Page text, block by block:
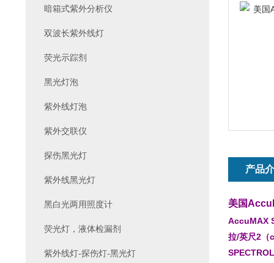
产品
美国
AccuMAX
拉/英尺2（
暗箱式紫外分析仪
双波长紫外线灯
荧光示踪剂
黑光灯泡
紫外线灯泡
紫外交联仪
探伤黑光灯
紫外线黑光灯
黑白光两用照度计
荧光灯，液体检漏剂
紫外线灯-探伤灯-黑光灯